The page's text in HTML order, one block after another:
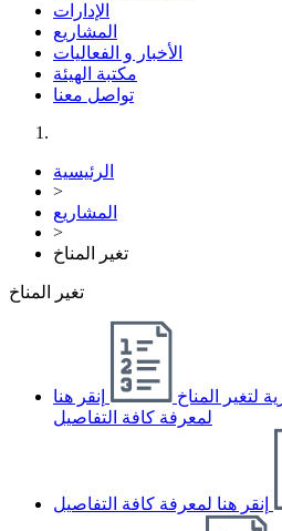
الإدارات
المشاريع
الأخبار و الفعاليات
مكتبة الهيئة
تواصل معنا
الرئيسية
>
المشاريع
>
تغير المناخ
تغير المناخ
لتغير المناخ
إنقر هنا
لمعرفة كافة التفاصيل
إنقر هنا لمعرفة كافة التفاصيل